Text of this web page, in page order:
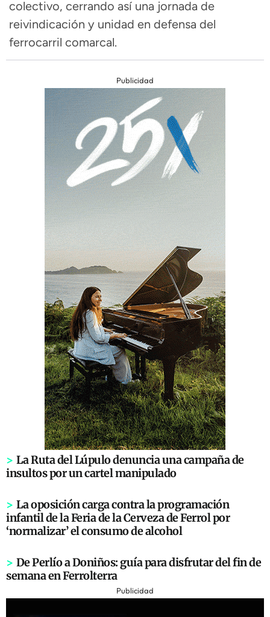
colectivo, cerrando así una jornada de
reivindicación y unidad en defensa del
ferrocarril comarcal.
Publicidad
> La Ruta del Lúpulo denuncia una campaña de
insultos por un cartel manipulado
> La oposición carga contra la programación
infantil de la Feria de la Cerveza de Ferrol por
‘normalizar’ el consumo de alcohol
> De Perlío a Doniños: guía para disfrutar del fin de
semana en Ferrolterra
Publicidad